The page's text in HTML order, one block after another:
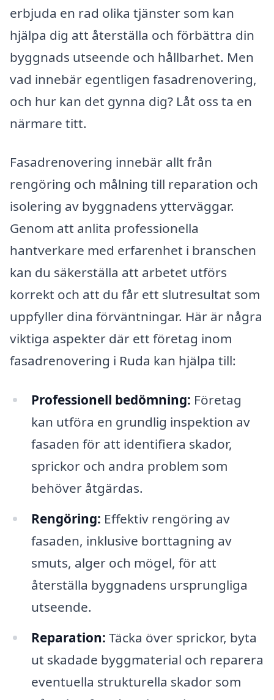
erbjuda en rad olika tjänster som kan
hjälpa dig att återställa och förbättra din
byggnads utseende och hållbarhet. Men
vad innebär egentligen fasadrenovering,
och hur kan det gynna dig? Låt oss ta en
närmare titt.
Fasadrenovering innebär allt från
rengöring och målning till reparation och
isolering av byggnadens ytterväggar.
Genom att anlita professionella
hantverkare med erfarenhet i branschen
kan du säkerställa att arbetet utförs
korrekt och att du får ett slutresultat som
uppfyller dina förväntningar. Här är några
viktiga aspekter där ett företag inom
fasadrenovering i Ruda kan hjälpa till:
Professionell bedömning: Företag
kan utföra en grundlig inspektion av
fasaden för att identifiera skador,
sprickor och andra problem som
behöver åtgärdas.
Rengöring: Effektiv rengöring av
fasaden, inklusive borttagning av
smuts, alger och mögel, för att
återställa byggnadens ursprungliga
utseende.
Reparation: Täcka över sprickor, byta
ut skadade byggmaterial och reparera
eventuella strukturella skador som